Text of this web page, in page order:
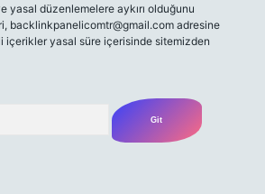
yasal düzenlemelere aykırı olduğunu
backlinkpanelicomtr@gmail.com adresine
içerikler yasal süre içerisinde sitemizden